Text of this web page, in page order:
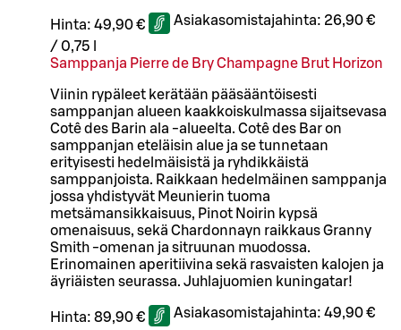
Hinta: 49,90 € Asiakasomistajahinta: 26,90 €
/ 0,75 l
Samppanja Pierre de Bry Champagne Brut Horizon
Viinin rypäleet kerätään pääsääntöisesti
samppanjan alueen kaakkoiskulmassa sijaitsevasa
Cotê des Barin ala -alueelta. Cotê des Bar on
samppanjan eteläisin alue ja se tunnetaan
erityisesti hedelmäisistä ja ryhdikkäistä
samppanjoista. Raikkaan hedelmäinen samppanja
jossa yhdistyvät Meunierin tuoma
metsämansikkaisuus, Pinot Noirin kypsä
omenaisuus, sekä Chardonnayn raikkaus Granny
Smith -omenan ja sitruunan muodossa.
Erinomainen aperitiivina sekä rasvaisten kalojen ja
äyriäisten seurassa. Juhlajuomien kuningatar!
Hinta: 89,90 € Asiakasomistajahinta: 49,90 €